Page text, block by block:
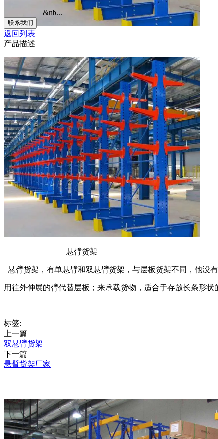
&nb...
联系我们
返回列表
产品描述
悬臂货架
悬臂货架，有单悬臂和双悬臂货架，与层板货架不同，他没
用往外伸展的臂代替层板；来承载货物，适合于存放长条形状
标签:
上一篇
双悬臂货架
下一篇
悬臂货架厂家